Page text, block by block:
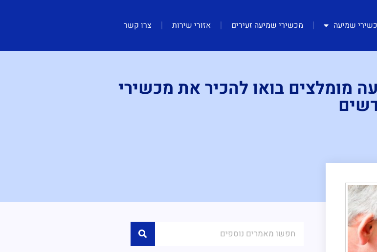
שמיעה מכשירי שמיעה זעירים אזורי שירות צרו קשר
מומלצים בואו להכיר את מכשירי